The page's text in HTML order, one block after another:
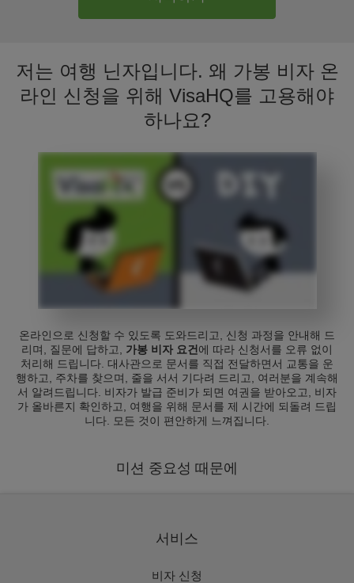
저는 여행 닌자입니다. 왜 가봉 비자 온
라인 신청을 위해 VisaHQ를 고용해야
하나요?
온라인으로 신청할 수 있도록 도와드리고, 신청 과정을 안내해 드
리며, 질문에 답하고, 가봉 비자 요건 에 따라 신청서를 오류 없이
처리해 드립니다. 대사관으로 문서를 직접 전달하면서 교통을 운
행하고, 주차를 찾으며, 줄을 서서 기다려 드리고, 여러분을 계속해
서 알려드립니다. 비자가 발급 준비가 되면 여권을 받아오고, 비자
가 올바른지 확인하고, 여행을 위해 문서를 제 시간에 되돌려 드립
니다. 모든 것이 편안하게 느껴집니다.
미션 중요성 때문에
서비스
비자 신청